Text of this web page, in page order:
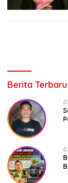
Berita Terbaru